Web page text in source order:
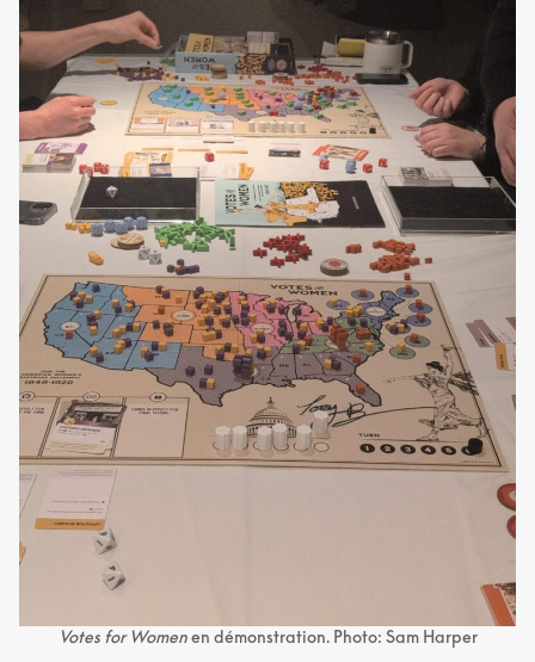
Votes for Womenen démonstration. Photo: Sam Harper